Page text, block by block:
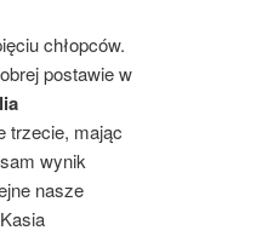
chłopców.
postawie w
trzecie, mając
wynik
nasze